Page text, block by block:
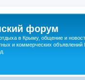
форум
в Крыму, общение и
и коммерческих